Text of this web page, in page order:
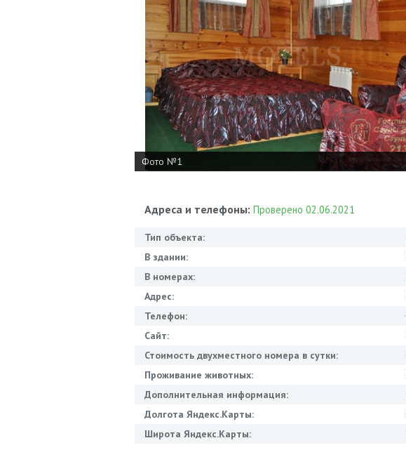
Фото №1
Адреса и телефоны: Проверено 02.06.2021
Тип объекта:
В здании:
В номерах:
Адрес:
Телефон:
Сайт:
Стоимость двухместного номера в сутки:
Проживание животных:
Дополнительная информация:
Долгота Яндекс.Карты:
Широта Яндекс.Карты: